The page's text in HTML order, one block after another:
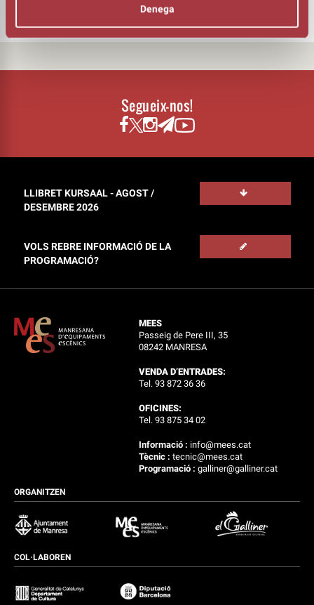
Denega
Segueix-nos!
LLIBRET KURSAAL - AGOST /
DESEMBRE 2026
VOLS REBRE INFORMACIÓ DE LA
PROGRAMACIÓ?
MEES
Passeig de Pere III, 35
08242 MANRESA
VENDA D’ENTRADES:
Tel. 93 872 36 36
OFICINES:
Tel. 93 875 34 02
Informació : info@mees.cat
Tècnic :tecnic@mees.cat
Programació :galliner@galliner.cat
ORGANITZEN
COL·LABOREN